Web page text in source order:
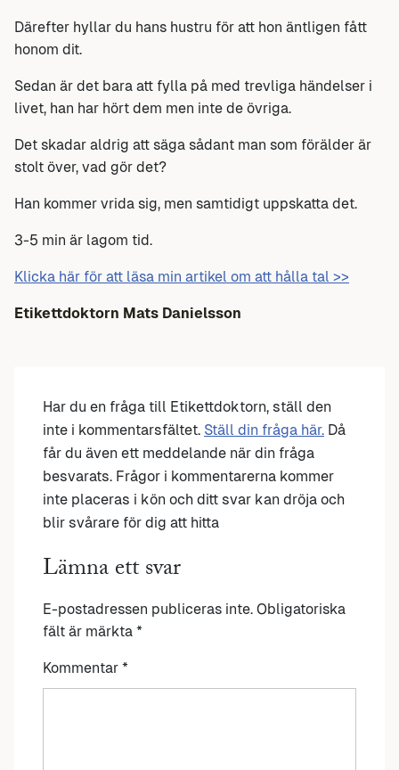
Därefter hyllar du hans hustru för att hon äntligen fått
honom dit.
Sedan är det bara att fylla på med trevliga händelser i
livet, han har hört dem men inte de övriga.
Det skadar aldrig att säga sådant man som förälder är
stolt över, vad gör det?
Han kommer vrida sig, men samtidigt uppskatta det.
3-5 min är lagom tid.
Klicka här för att läsa min artikel om att hålla tal >>
Etikettdoktorn Mats Danielsson
Har du en fråga till Etikettdoktorn, ställ den
inte i kommentarsfältet. Ställ din fråga här. Då
får du även ett meddelande när din fråga
besvarats. Frågor i kommentarerna kommer
inte placeras i kön och ditt svar kan dröja och
blir svårare för dig att hitta
Lämna ett svar
E-postadressen publiceras inte. Obligatoriska
fält är märkta *
Kommentar *